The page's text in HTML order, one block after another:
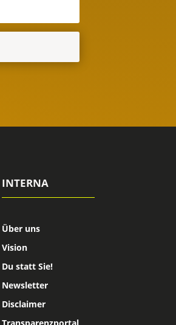
INTERNA
Über uns
Vision
Du statt Sie!
Newsletter
Disclaimer